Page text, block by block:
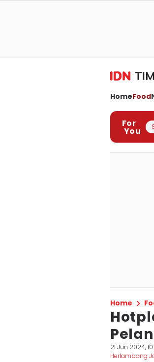
HomeFood
For
You
Home
21 Jun 2024,
Herlambang